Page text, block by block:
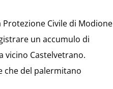
Civile di Modione
un accumulo di
vicino Castelvetrano.
che del palermitano